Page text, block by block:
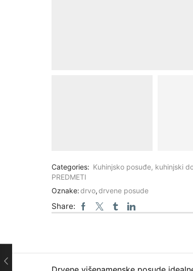
Categories: Kuhinjsko posuđe, kuhinjski
PREDMETI
Oznake:drvo,drvene posude
Share: